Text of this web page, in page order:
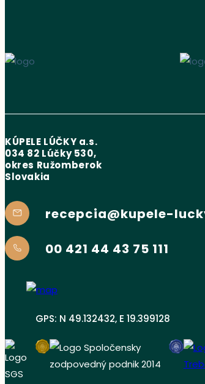
KÚPELE LÚČKY a.s.
034 82 Lúčky 530,
okres Ružomberok
Slovakia
recepcia@kupele-
00 421 44 43 75 111
GPS: N 49.132432, E 19.399128